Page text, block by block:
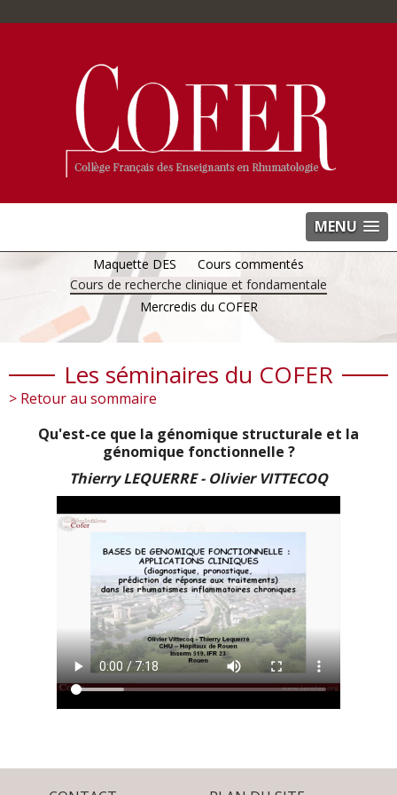
MENU
Maquette DES
Cours commentés
Cours de recherche clinique et fondamentale
Mercredis du COFER
Les séminaires du COFER
> Retour au sommaire
Qu'est-ce que la génomique structurale et la
génomique fonctionnelle ?
Thierry LEQUERRE - Olivier VITTECOQ